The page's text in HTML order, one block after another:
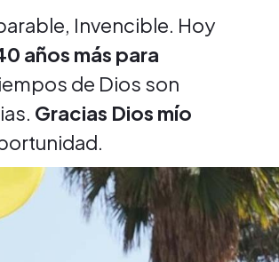
Invencible. Hoy
años más para
de Dios son
Gracias Dios mío